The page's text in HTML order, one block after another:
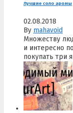
Лучшие соло аромы
02.08.2018
By mahavoid
Множеству
и интересно
покупать три